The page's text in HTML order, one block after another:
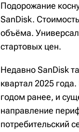
Подорожание
SanDisk.
объёма.
стартовых цен.
Недавно SanDisk
квартал 2025
годом ранее, и
направление
потребительский